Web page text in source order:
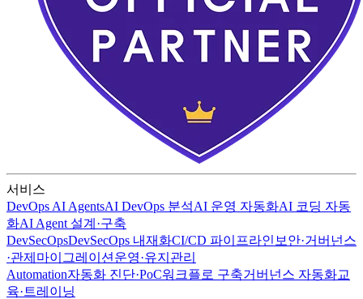
서비스
DevOps AI AgentsAI DevOps 분석AI 운영 자동화AI 코딩 자동
화AI Agent 설계·구축
DevSecOpsDevSecOps 내재화CI/CD 파이프라인 보안·거버넌스
·관제 마이그레이션 운영·유지관리
Automation자동화 진단·PoC워크플로 구축거버넌스 자동화교
육·트레이닝